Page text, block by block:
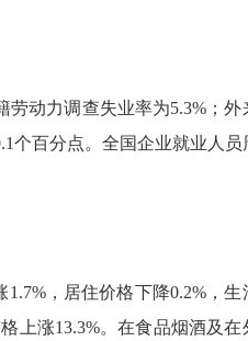
劳动力调查失业率为5.3% ；
个百分点。全国企业就业人员
1.7%，居住价格下降0.2% ，
上涨13.3%。在食品烟酒及在